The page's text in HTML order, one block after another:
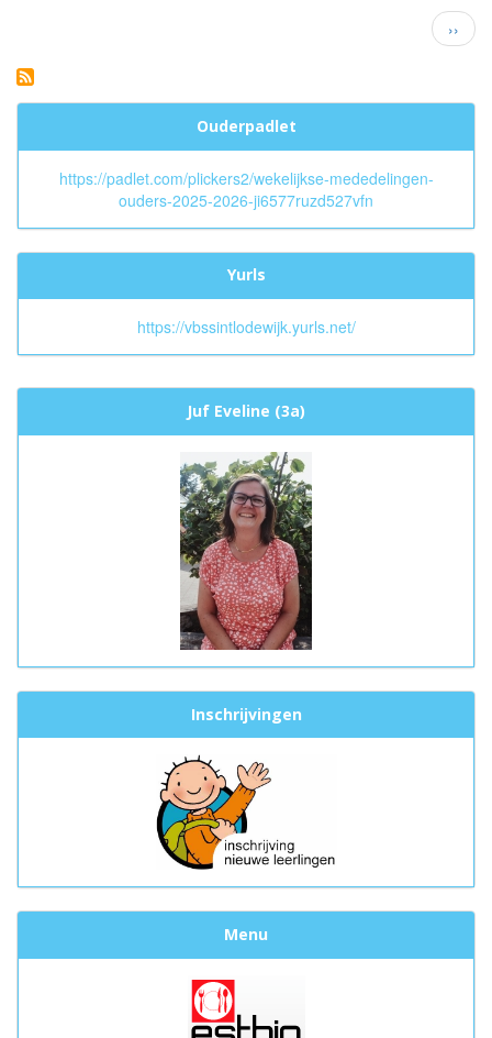
en
››
Ouderpadlet
https://padlet.com/plickers2/wekelijkse-mededelingen-
ouders-2025-2026-ji6577ruzd527vfn
Yurls
https://vbssintlodewijk.yurls.net/
Juf Eveline (3a)
Inschrijvingen
Menu